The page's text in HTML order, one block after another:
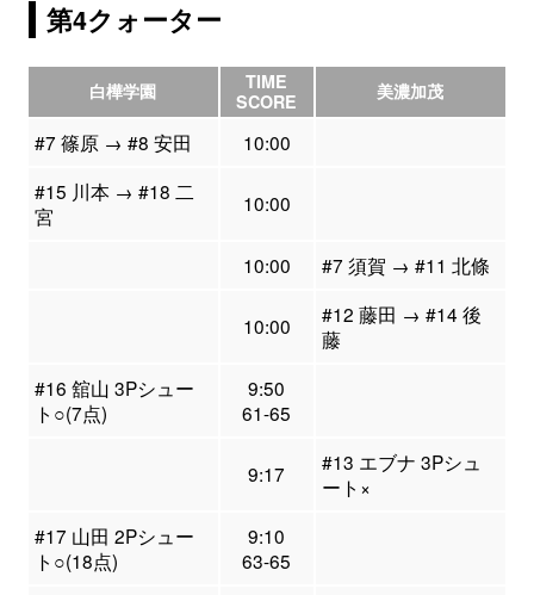
第4クォーター
白樺学園
TIME
SCORE
美濃加茂
#7 篠原 → #8 安田
10:00
#15 川本 → #18 二
宮
10:00
10:00 #7 須賀 → #11 北條
10:00
#12 藤田 → #14 後
藤
#16 舘山 3Pシュー
ト○(7点)
9:50
61-65
9:17
#13 エブナ 3Pシュ
ート×
#17 山田 2Pシュー
ト○(18点)
9:10
63-65